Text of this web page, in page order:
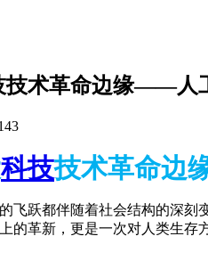
技术革命边缘——人
科技技术革命边
的飞跃都伴随着社会结构的深刻
的革新，更是一次对人类生存